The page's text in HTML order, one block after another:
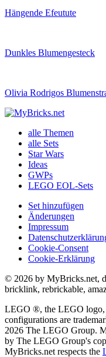
Hängende Efeutute
Dunkles Blumengesteck
Olivia Rodrigos
alle Themen
alle Sets
Star Wars
Ideas
GWPs
LEGO EOL-Sets
Set hinzufügen
Änderungen
Impressum
Cookie-Consent
Cookie-Erklärung
© 2026 by MyBricks.net,
bricklink, rebrickable,
LEGO ®, the LEGO logo,
configurations are
2026 The LEGO Group.
by The LEGO Group's
MyBricks.net respects the